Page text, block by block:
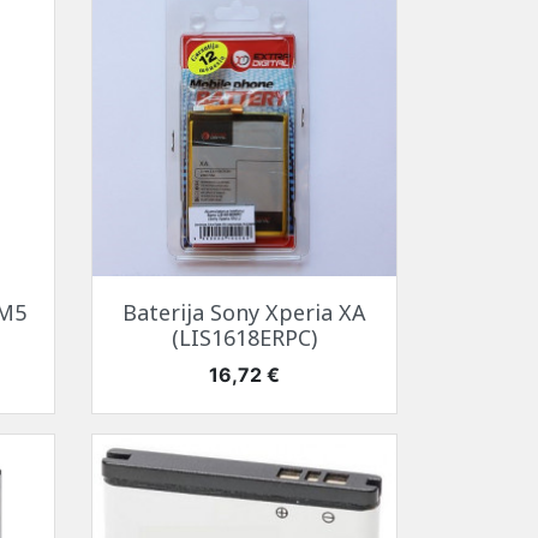
SAMSUNG ekrano
kabeliai
(HBTM)
 Greita peržiūra
Baterija Sony Xperia XA
(LIS1618ERPC)
Kaina
16,72 €